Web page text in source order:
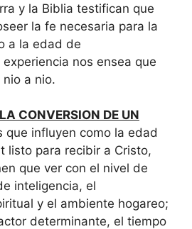
y la Biblia testifican que
la fe necesaria para la
a la edad de
nos ensea que
a nio.
CONVERSION DE UN
que influyen como la edad
listo para recibir a Cristo,
que ver con el nivel de
inteligencia, el
y el ambiente hogareo;
determinante, el tiempo